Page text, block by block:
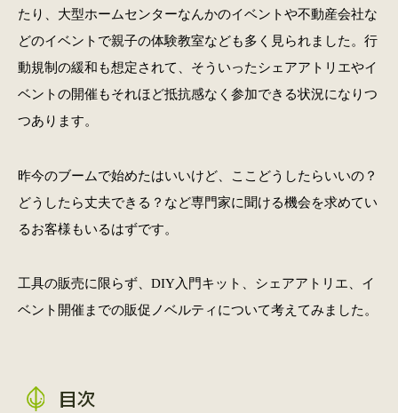
たり、大型ホームセンターなんかのイベントや不動産会社な
どのイベントで親子の体験教室なども多く見られました。行
動規制の緩和も想定されて、そういったシェアアトリエやイ
ベントの開催もそれほど抵抗感なく参加できる状況になりつ
つあります。
昨今のブームで始めたはいいけど、ここどうしたらいいの？
どうしたら丈夫できる？など専門家に聞ける機会を求めてい
るお客様もいるはずです。
工具の販売に限らず、DIY入門キット、シェアアトリエ、イ
ベント開催までの販促ノベルティについて考えてみました。
目次